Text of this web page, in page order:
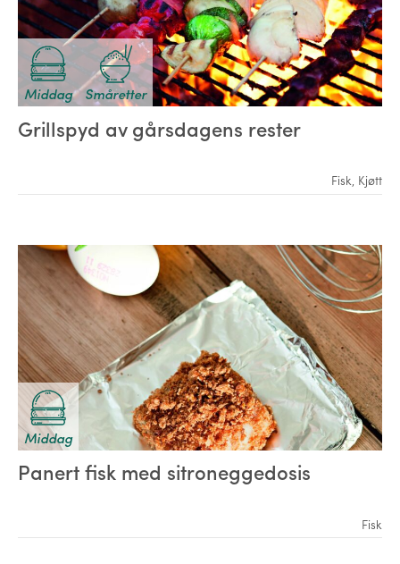
Middag Småretter
Grillspyd av gårsdagens rester
Fisk, Kjøtt
Middag
Panert fisk med sitroneggedosis
Fisk